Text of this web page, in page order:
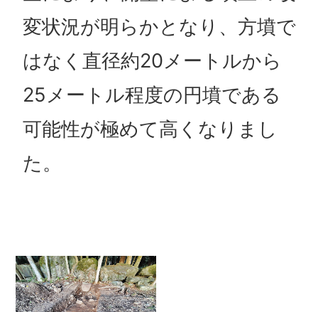
変状況が明らかとなり、方墳で
はなく直径約20メートルから
25メートル程度の円墳である
可能性が極めて高くなりまし
た。